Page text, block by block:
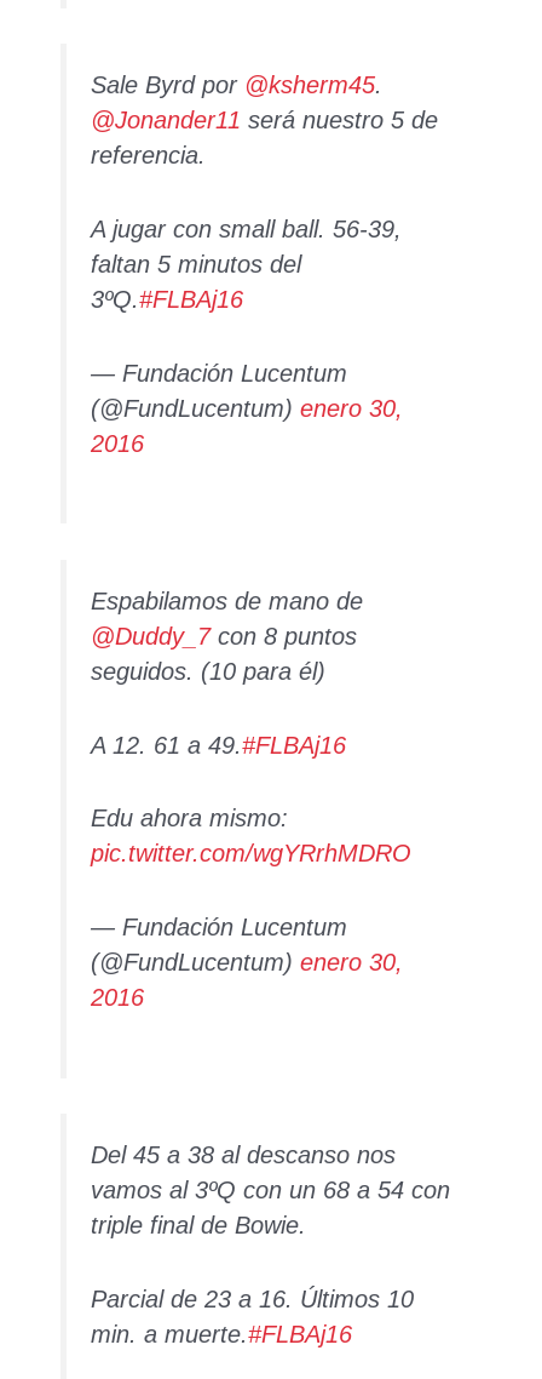
Sale Byrd por @ksherm45.
@Jonander11 será nuestro 5 de
referencia.
A jugar con small ball. 56-39,
faltan 5 minutos del
3ºQ.#FLBAj16
— Fundación Lucentum
(@FundLucentum) enero 30,
2016
Espabilamos de mano de
@Duddy_7con 8 puntos
seguidos. (10 para él)
A 12. 61 a 49.#FLBAj16
Edu ahora mismo:
pic.twitter.com/wgYRrhMDRO
— Fundación Lucentum
(@FundLucentum) enero 30,
2016
Del 45 a 38 al descanso nos
vamos al 3ºQ con un 68 a 54 con
triple final de Bowie.
Parcial de 23 a 16. Últimos 10
min. a muerte.#FLBAj16